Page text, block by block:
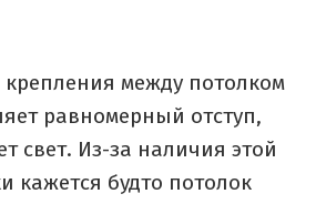
крепления между потолком
равномерный отступ,
свет. Из-за наличия этой
кажется будто потолок